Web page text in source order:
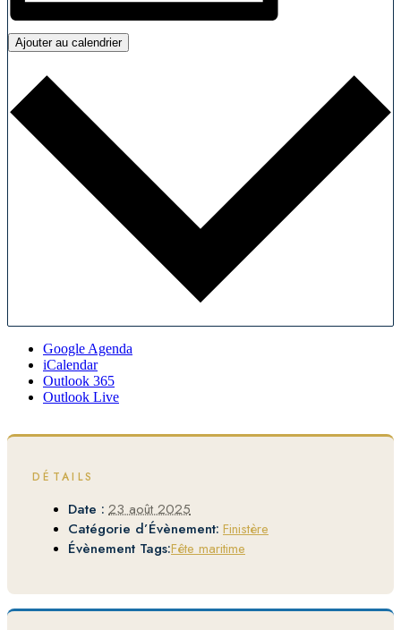
Ajouter au calendrier
Google Agenda
iCalendar
Outlook 365
Outlook Live
DÉTAILS
Date : 23 août 2025
Catégorie d’Évènement: Finistère
Évènement Tags:Fête maritime